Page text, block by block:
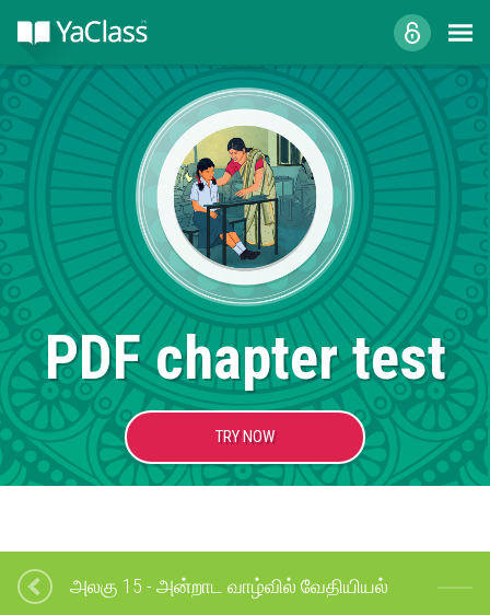
PDF chapter test
TRY NOW
அலகு 15 - அன்றாட வாழ்வில் வேதியியல்